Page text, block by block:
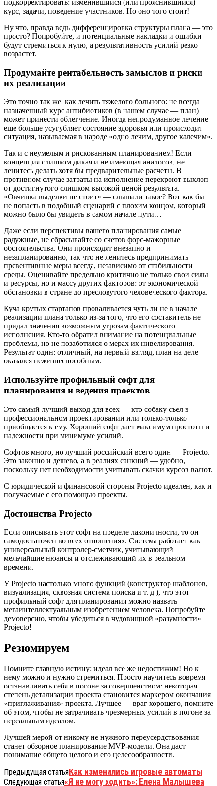
подкорректировать: изменившийся (или прояснившийся)
курс, задачи, поведение участников. Но оно того стоит!
Ну что, правда ведь дифференцировка структуры плана — это
просто? Попробуйте, и потенциальные накладки и ошибки
будут стремиться к нулю, а результативность усилий резко
возрастет.
Продумайте рентабельность замыслов и риски
их реализации
Это точно так же, как лечить тяжелого больного: не всегда
назначенный курс антибиотиков (в нашем случае — план)
может принести облегчение. Иногда непродуманное лечение
еще больше усугубляет состояние здоровья или происходит
ситуация, называемая в народе «одно лечим, другое калечим».
Так и с неумелым и рискованным планированием! Если
концепция слишком дикая и не имеющая аналогов, не
ленитесь делать хотя бы предварительные расчеты. В
противном случае затраты на исполнение перекроют выхлоп
от достигнутого слишком высокой ценой результата.
«Овчинка выделки не стоит» — слышали такое? Вот как бы
не попасть в подобный сценарий с плохим концом, который
можно было бы увидеть в самом начале пути…
Даже если перспективы вашего планирования самые
радужные, не сбрасывайте со счетов форс-мажорные
обстоятельства. Они происходят внезапно и
незапланированно, так что не ленитесь предпринимать
превентивные меры всегда, независимо от стабильности
среды. Оценивайте предельно критично не только свои силы
и ресурсы, но и массу других факторов: от экономической
обстановки в стране до пресловутого человеческого фактора.
Куча крутых стартапов проваливается чуть ли не в начале
реализации плана только из-за того, что его составитель не
придал значения возможным угрозам фактического
исполнения. Кто-то обратил внимание на потенциальные
проблемы, но не позаботился о мерах их нивелирования.
Результат один: отличный, на первый взгляд, план на деле
оказался нежизнеспособным.
Используйте профильный софт для
планирования и ведения проектов
Это самый лучший выход для всех — кто собаку съел в
профессиональном проектировании или только-только
приобщается к ему. Хороший софт дает максимум простоты и
надежности при минимуме усилий.
Софтов много, но лучший российский всего один — Projecto.
Это законно и дешево, а в реалиях санкций — удобно,
поскольку нет необходимости учитывать скачки курсов валют.
С юридической и финансовой стороны Projecto идеален, как и
получаемые с его помощью проекты.
Достоинства Projecto
Если описывать этот софт на пределе лаконичности, то он
самодостаточен во всех отношениях. Система работает как
универсальный контролер-сметчик, учитывающий
мельчайшие нюансы и отслеживающий их в реальном
времени.
У Projecto настолько много функций (конструктор шаблонов,
визуализация, сквозная система поиска и т. д.), что этот
профильный софт для планирования можно назвать
мегаинтеллектуальным изобретением человека. Попробуйте
демоверсию, чтобы убедиться в чудовищной «разумности»
Projecto!
Резюмируем
Помните главную истину: идеал все же недостижим! Но к
нему можно и нужно стремиться. Просто научитесь вовремя
останавливать себя в погоне за совершенством: некоторая
степень детализации проекта становится маркером окончания
«приглаживания» проекта. Лучшее — враг хорошего, помните
об этом, чтобы не затрачивать чрезмерных усилий в погоне за
нереальным идеалом.
Лучшей мерой от никому не нужного переусердствования
станет обзорное планирование MVP-модели. Она даст
понимание общего целого и его целесообразности.
Предыдущая статьяКак изменились игровые автоматы
Следующая статья«Я не могу ходить»: Елена Малышева